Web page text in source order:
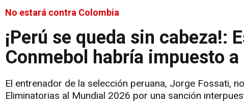
No estará contra Colombia
¡Perú se queda sin cabeza!:
Conmebol habría impuesto
El entrenador de la selección peruana, Jorge Fossati,
Eliminatorias al Mundial 2026 por una sanción